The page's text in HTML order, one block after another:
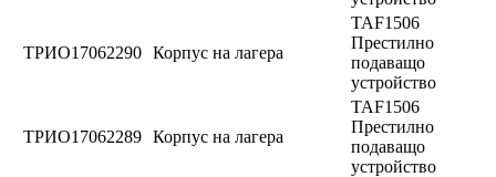
ТРИО17062290 Корпус на лагера
TAF1506
Престилно
подаващо
устройство
ТРИО17062289 Корпус на лагера
TAF1506
Престилно
подаващо
устройство